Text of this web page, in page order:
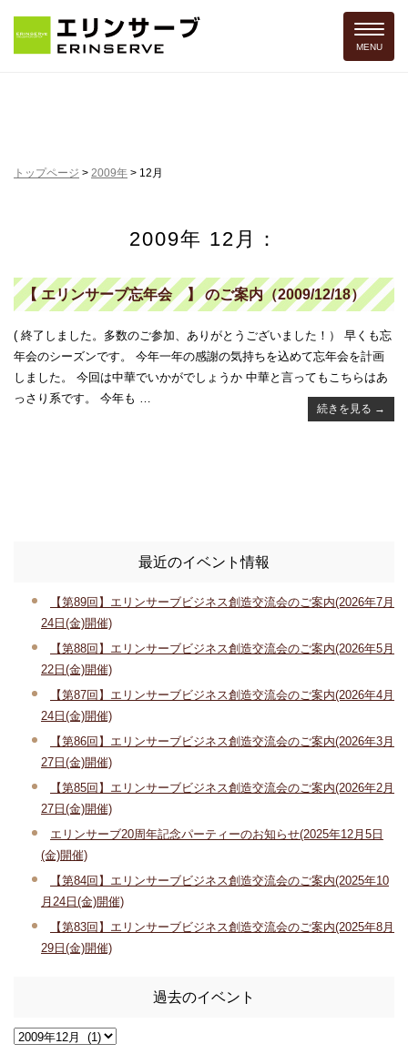
Toggle
MENU
トップページ > 2009年 > 12月
2009年 12月：
【 エリンサーブ忘年会 】 のご案内（2009/12/18）
( 終了しました。多数のご参加、ありがとうございました！） 早くも忘
年会のシーズンです。 今年一年の感謝の気持ちを込めて忘年会を計画
しました。 今回は中華でいかがでしょうか 中華と言ってもこちらはあ
っさり系です。 今年も …
続きを見る →
最近のイベント情報
【第89回】エリンサーブビジネス創造交流会のご案内(2026年7月
24日(金)開催)
【第88回】エリンサーブビジネス創造交流会のご案内(2026年5月
22日(金)開催)
【第87回】エリンサーブビジネス創造交流会のご案内(2026年4月
24日(金)開催)
【第86回】エリンサーブビジネス創造交流会のご案内(2026年3月
27日(金)開催)
【第85回】エリンサーブビジネス創造交流会のご案内(2026年2月
27日(金)開催)
エリンサーブ20周年記念パーティーのお知らせ(2025年12月5日
(金)開催)
【第84回】エリンサーブビジネス創造交流会のご案内(2025年10
月24日(金)開催)
【第83回】エリンサーブビジネス創造交流会のご案内(2025年8月
29日(金)開催)
過去のイベント